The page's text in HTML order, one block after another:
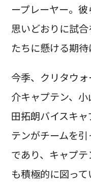
ープレーヤー。彼
思いどおりに試
たちに懸ける期待
今季、クリタウ
介キャプテン、
田拓朗バイスキ
テンがチームを
であり、キャプ
も積極的に図って